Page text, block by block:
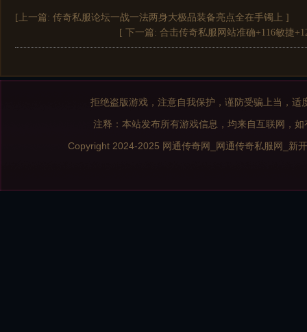
[上一篇: 传奇私服论坛一战一法两身大极品装备亮点全在手镯上 ]
[ 下一篇: 合击传奇私服网站准确+116敏捷
拒绝盗版游戏，注意自我保护，谨防受骗上当，
注释：本站发布所有游戏信息，均来自互联网，
Copyright 2024-2025 网通传奇网_网通传奇私服网_新